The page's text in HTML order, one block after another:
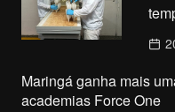
Maringá ganha mais
academias Force One